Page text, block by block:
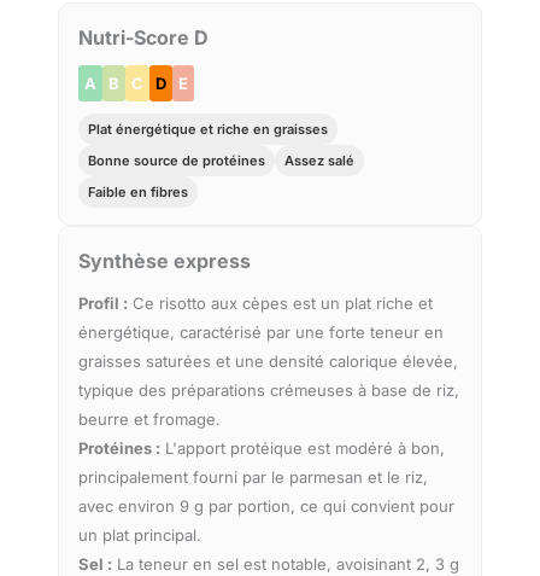
Nutri-Score D
A B C D E
Plat énergétique et riche en graisses
Bonne source de protéines
Assez salé
Faible en fibres
Synthèse express
Profil : Ce risotto aux cèpes est un plat riche et
énergétique, caractérisé par une forte teneur en
graisses saturées et une densité calorique élevée,
typique des préparations crémeuses à base de riz,
beurre et fromage.
Protéines : L'apport protéique est modéré à bon,
principalement fourni par le parmesan et le riz,
avec environ 9 g par portion, ce qui convient pour
un plat principal.
Sel : La teneur en sel est notable, avoisinant 2, 3 g